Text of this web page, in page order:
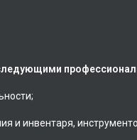
и инвентаря,